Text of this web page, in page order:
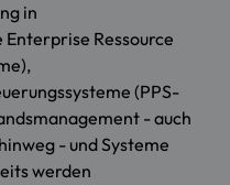
in
Ressource
(PPS-
- auch
- und Systeme
werden